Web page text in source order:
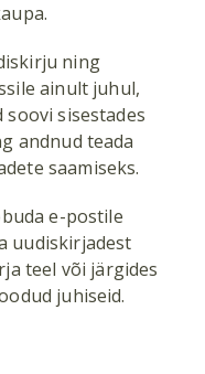
ning
ainult juhul,
sisestades
andnud teada
saamiseks.
e-postile
uudiskirjadest
teel või järgides
juhiseid.